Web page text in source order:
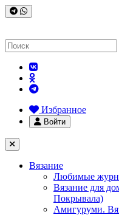
Избранное
Войти
Вязание
Любимые
Вязание для
Покрывала)
Амигуруми.